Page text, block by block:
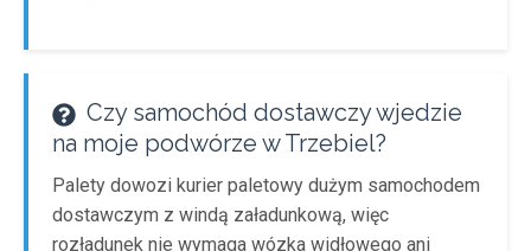
Czy samochód dostawczy wjedzie
na moje podwórze w Trzebiel?
Palety dowozi kurier paletowy dużym samochodem
dostawczym z windą załadunkową, więc
rozładunek nie wymaga wózka widłowego ani